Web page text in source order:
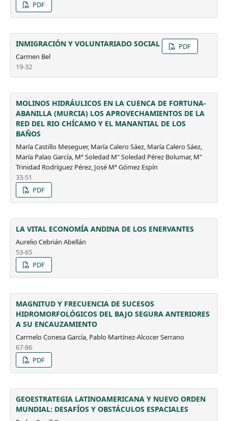
PDF
INMIGRACIÓN Y VOLUNTARIADO SOCIAL
Carmen Bel
19-32
PDF
MOLINOS HIDRÁULICOS EN LA CUENCA DE FORTUNA-
ABANILLA (MURCIA) LOS APROVECHAMIENTOS DE LA
RED DEL RIO CHÍCAMO Y EL MANANTIAL DE LOS
BAÑOS
María Castillo Meseguer, María Calero Sáez, María Calero Sáez,
María Palao García, Mª Soledad M" Soledad Pérez Bolumar, M"
Trinidad Rodríguez Pérez, José Mª Gómez Espín
33-51
PDF
LA VITAL ECONOMÍA ANDINA DE LOS ENERVANTES
Aurelio Cebrián Abellán
53-65
PDF
MAGNITUD Y FRECUENCIA DE SUCESOS
HIDROMORFOLÓGICOS DEL BAJO SEGURA ANTERIORES
A SU ENCAUZAMIENTO
Carrnelo Conesa García, Pablo Martínez-Alcocer Serrano
67-86
PDF
GEOESTRATEGIA LATINOAMERICANA Y NUEVO ORDEN
MUNDIAL: DESAFÍOS Y OBSTÁCULOS ESPACIALES